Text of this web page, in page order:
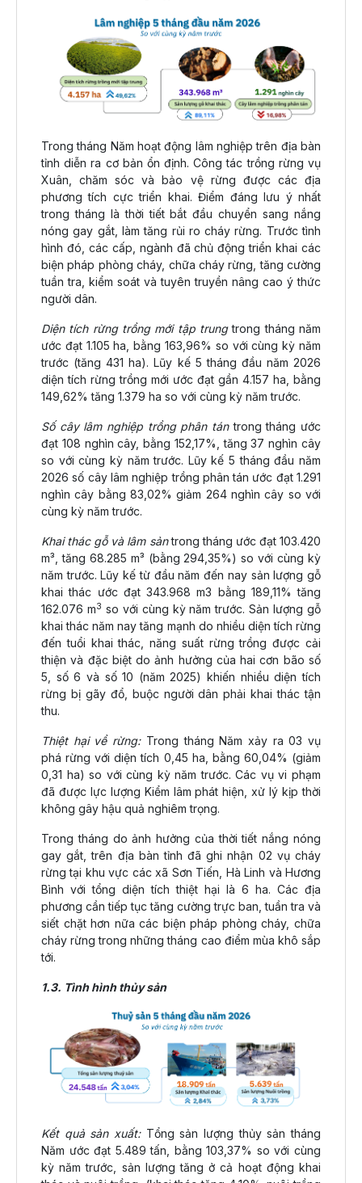
Trong tháng Năm hoạt động lâm nghiệp trên địa bàn
tỉnh diễn ra cơ bản ổn định. Công tác trồng rừng vụ
Xuân, chăm sóc và bảo vệ rừng được các địa
phương tích cực triển khai. Điểm đáng lưu ý nhất
trong tháng là thời tiết bắt đầu chuyển sang nắng
nóng gay gắt, làm tăng rủi ro cháy rừng. Trước tình
hình đó, các cấp, ngành đã chủ động triển khai các
biện pháp phòng cháy, chữa cháy rừng, tăng cường
tuần tra, kiểm soát và tuyên truyền nâng cao ý thức
người dân.
Diện tích rừng trồng mới tập trungtrong tháng năm
ước đạt 1.105 ha, bằng 163,96% so với cùng kỳ năm
trước (tăng 431 ha). Lũy kế 5 tháng đầu năm 2026
diện tích rừng trồng mới ước đạt gần 4.157 ha, bằng
149,62% tăng 1.379 ha so với cùng kỳ năm trước.
Số cây lâm nghiệp trồng phân tántrong tháng ước
đạt 108 nghìn cây, bằng 152,17%, tăng 37 nghìn cây
so với cùng kỳ năm trước. Lũy kế 5 tháng đầu năm
2026 số cây lâm nghiệp trồng phân tán ước đạt 1.291
nghìn cây bằng 83,02% giảm 264 nghìn cây so với
cùng kỳ năm trước.
Khai thác gỗ và lâm sảntrong tháng ước đạt 103.420
m³, tăng 68.285 m³ (bằng 294,35%) so với cùng kỳ
năm trước. Lũy kế từ đầu năm đến nay sản lượng gỗ
khai thác ước đạt 343.968 m3 bằng 189,11% tăng
162.076 m3 so với cùng kỳ năm trước. Sản lượng gỗ
khai thác năm nay tăng mạnh do nhiều diện tích rừng
đến tuổi khai thác, năng suất rừng trồng được cải
thiện và đặc biệt do ảnh hưởng của hai cơn bão số
5, số 6 và số 10 (năm 2025) khiến nhiều diện tích
rừng bị gãy đổ, buộc người dân phải khai thác tận
thu.
Thiệt hại về rừng:Trong tháng Năm xảy ra 03 vụ
phá rừng với diện tích 0,45 ha, bằng 60,04% (giảm
0,31 ha) so với cùng kỳ năm trước. Các vụ vi phạm
đã được lực lượng Kiểm lâm phát hiện, xử lý kịp thời
không gây hậu quả nghiêm trọng.
Trong tháng do ảnh hưởng của thời tiết nắng nóng
gay gắt, trên địa bàn tỉnh đã ghi nhận 02 vụ cháy
rừng tại khu vực các xã Sơn Tiến, Hà Linh và Hương
Bình với tổng diện tích thiệt hại là 6 ha. Các địa
phương cần tiếp tục tăng cường trực ban, tuần tra và
siết chặt hơn nữa các biện pháp phòng cháy, chữa
cháy rừng trong những tháng cao điểm mùa khô sắp
tới.
1.3. Tình hình thủy sản
Kết quả sản xuất:Tổng sản lượng thủy sản tháng
Năm ước đạt 5.489 tấn, bằng 103,37% so với cùng
kỳ năm trước, sản lượng tăng ở cả hoạt động khai